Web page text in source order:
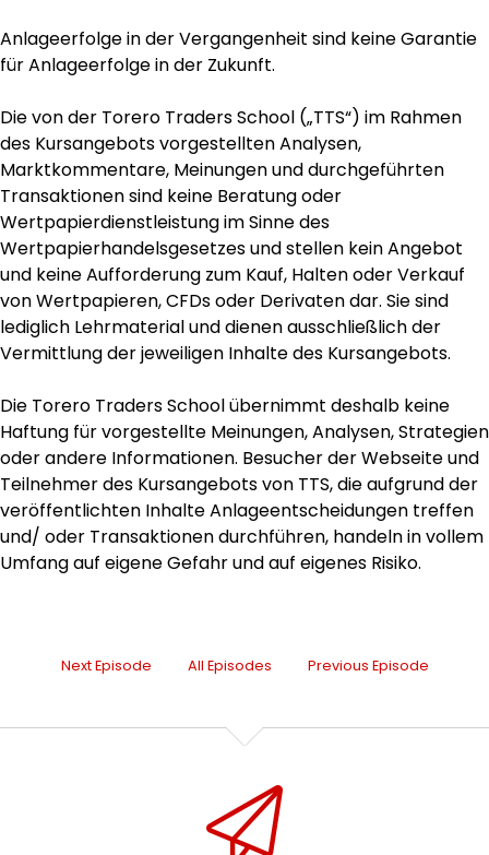
Anlageerfolge in der Vergangenheit sind keine Garantie
für Anlageerfolge in der Zukunft.
Die von der Torero Traders School („TTS“) im Rahmen
des Kursangebots vorgestellten Analysen,
Marktkommentare, Meinungen und durchgeführten
Transaktionen sind keine Beratung oder
Wertpapierdienstleistung im Sinne des
Wertpapierhandelsgesetzes und stellen kein Angebot
und keine Aufforderung zum Kauf, Halten oder Verkauf
von Wertpapieren, CFDs oder Derivaten dar. Sie sind
lediglich Lehrmaterial und dienen ausschließlich der
Vermittlung der jeweiligen Inhalte des Kursangebots.
Die Torero Traders School übernimmt deshalb keine
Haftung für vorgestellte Meinungen, Analysen, Strategien
oder andere Informationen. Besucher der Webseite und
Teilnehmer des Kursangebots von TTS, die aufgrund der
veröffentlichten Inhalte Anlageentscheidungen treffen
und/ oder Transaktionen durchführen, handeln in vollem
Umfang auf eigene Gefahr und auf eigenes Risiko.
Next Episode All Episodes Previous Episode